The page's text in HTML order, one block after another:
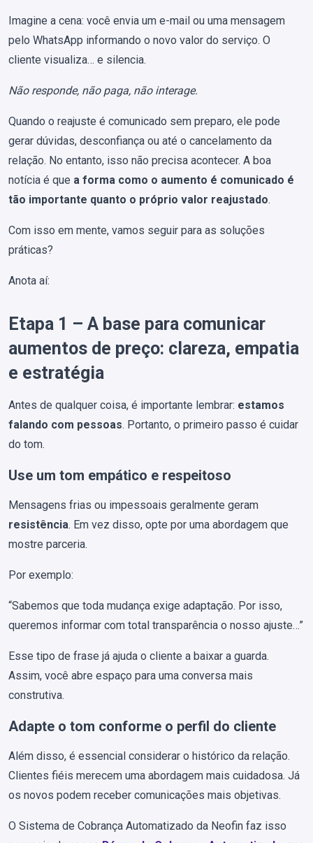
Imagine a cena: você envia um e-mail ou uma mensagem
pelo WhatsApp informando o novo valor do serviço. O
cliente visualiza… e silencia.
Não responde, não paga, não interage.
Quando o reajuste é comunicado sem preparo, ele pode
gerar dúvidas, desconfiança ou até o cancelamento da
relação. No entanto, isso não precisa acontecer. A boa
notícia é que a forma como o aumento é comunicado é
tão importante quanto o próprio valor reajustado.
Com isso em mente, vamos seguir para as soluções
práticas?
Anota aí:
Etapa 1 – A base para comunicar
aumentos de preço: clareza, empatia
e estratégia
Antes de qualquer coisa, é importante lembrar: estamos
falando com pessoas. Portanto, o primeiro passo é cuidar
do tom.
Use um tom empático e respeitoso
Mensagens frias ou impessoais geralmente geram
resistência. Em vez disso, opte por uma abordagem que
mostre parceria.
Por exemplo:
“Sabemos que toda mudança exige adaptação. Por isso,
queremos informar com total transparência o nosso ajuste…”
Esse tipo de frase já ajuda o cliente a baixar a guarda.
Assim, você abre espaço para uma conversa mais
construtiva.
Adapte o tom conforme o perfil do cliente
Além disso, é essencial considerar o histórico da relação.
Clientes fiéis merecem uma abordagem mais cuidadosa. Já
os novos podem receber comunicações mais objetivas.
O Sistema de Cobrança Automatizado da Neofin faz isso